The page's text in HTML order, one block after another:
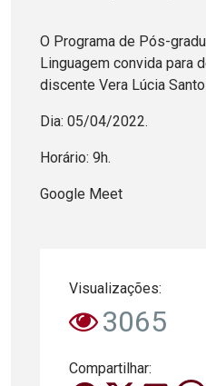
O Programa de Pós-
Linguagem convida para
discente Vera Lúcia
Dia: 05/04/2022.
Horário: 9h.
Google Meet
Visualizações:
3065
Compartilhar: